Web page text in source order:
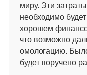
миру. Эти
необходимо
хорошем
что возможно
омологацию.
будет поручено